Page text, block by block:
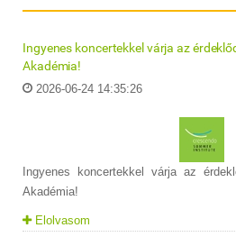
Ingyenes koncertekkel várja az
Akadémia!
2026-06-24 14:35:26
Ingyenes koncertekkel várja az
Akadémia!
Elolvasom